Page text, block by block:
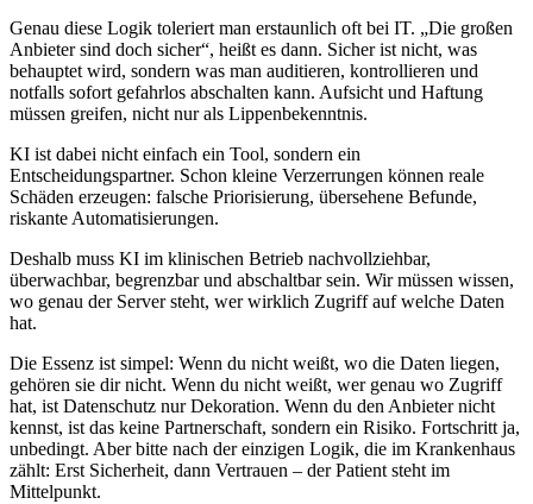
Genau diese Logik toleriert man erstaunlich oft bei IT. „Die großen
Anbieter sind doch sicher“, heißt es dann. Sicher ist nicht, was
behauptet wird, sondern was man auditieren, kontrollieren und
notfalls sofort gefahrlos abschalten kann. Aufsicht und Haftung
müssen greifen, nicht nur als Lippenbekenntnis.
KI ist dabei nicht einfach ein Tool, sondern ein
Entscheidungspartner. Schon kleine Verzerrungen können reale
Schäden erzeugen: falsche Priorisierung, übersehene Befunde,
riskante Automatisierungen.
Deshalb muss KI im klinischen Betrieb nachvollziehbar,
überwachbar, begrenzbar und abschaltbar sein. Wir müssen wissen,
wo genau der Server steht, wer wirklich Zugriff auf welche Daten
hat.
Die Essenz ist simpel: Wenn du nicht weißt, wo die Daten liegen,
gehören sie dir nicht. Wenn du nicht weißt, wer genau wo Zugriff
hat, ist Datenschutz nur Dekoration. Wenn du den Anbieter nicht
kennst, ist das keine Partnerschaft, sondern ein Risiko. Fortschritt ja,
unbedingt. Aber bitte nach der einzigen Logik, die im Krankenhaus
zählt: Erst Sicherheit, dann Vertrauen – der Patient steht im
Mittelpunkt.